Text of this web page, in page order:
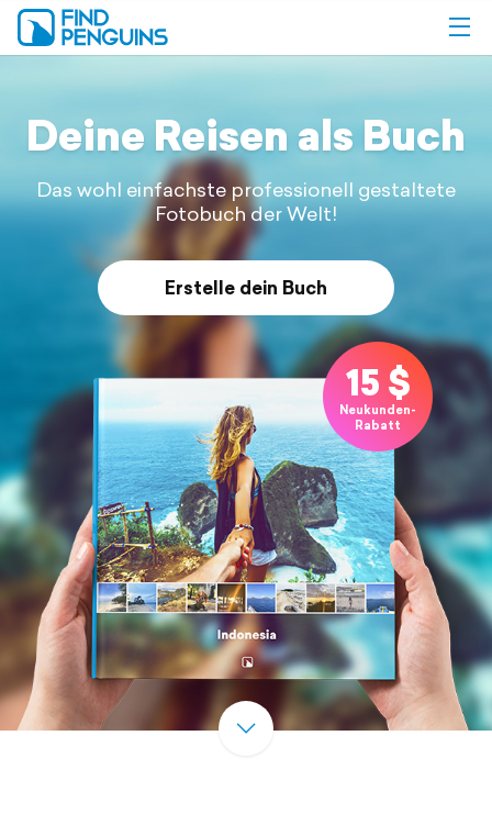
Deine Reisenals Buch
Das wohl einfachste professionell gestaltete
Fotobuch der Welt!
Erstelle dein Buch
15 $
Neukunden-
Rabatt